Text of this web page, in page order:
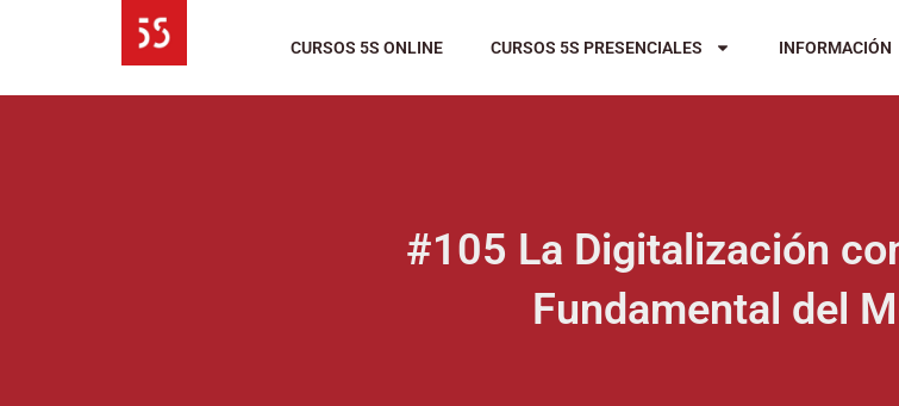
CURSOS 5S ONLINE CURSOS 5S PRESENCIALES INFORMACIÓN
#105 La Digitalización
Fundamental del